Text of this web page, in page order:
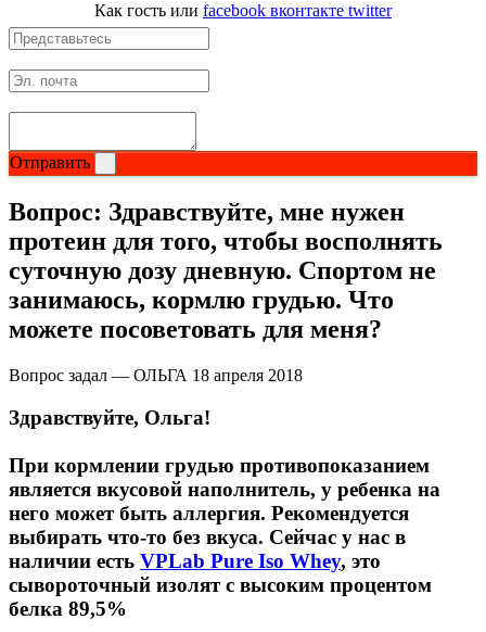
Адаптогены и Ноотропы
Магний + В6
Здоровье костей
Зрение
Сердце и Сосуды
Щитовидная железа
Как гость или facebook вконтакте twitter
Отправить
Вопрос: Здравствуйте, мне нужен
протеин для того, чтобы восполнять
суточную дозу дневную. Спортом не
занимаюсь, кормлю грудью. Что
можете посоветовать для меня?
Вопрос задал — ОЛЬГА 18 апреля 2018
Здравствуйте, Ольга!
При кормлении грудью противопоказанием
является вкусовой наполнитель, у ребенка на
него может быть аллергия. Рекомендуется
выбирать что-то без вкуса. Сейчас у нас в
наличии есть VPLab Pure Iso Whey, это
сывороточный изолят с высоким процентом
белка 89,5%